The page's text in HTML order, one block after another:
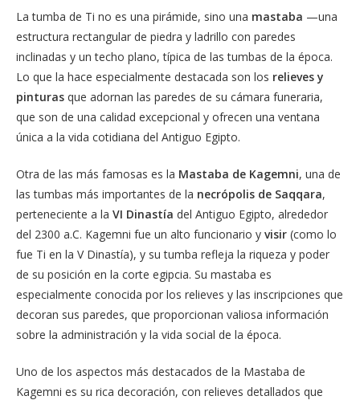
La tumba de Ti no es una pirámide, sino una mastaba —una
estructura rectangular de piedra y ladrillo con paredes
inclinadas y un techo plano, típica de las tumbas de la época.
Lo que la hace especialmente destacada son los relieves y
pinturas que adornan las paredes de su cámara funeraria,
que son de una calidad excepcional y ofrecen una ventana
única a la vida cotidiana del Antiguo Egipto.
Otra de las más famosas es la Mastaba de Kagemni, una de
las tumbas más importantes de la necrópolis de Saqqara,
perteneciente a la VI Dinastía del Antiguo Egipto, alrededor
del 2300 a.C. Kagemni fue un alto funcionario y visir (como lo
fue Ti en la V Dinastía), y su tumba refleja la riqueza y poder
de su posición en la corte egipcia. Su mastaba es
especialmente conocida por los relieves y las inscripciones que
decoran sus paredes, que proporcionan valiosa información
sobre la administración y la vida social de la época.
Uno de los aspectos más destacados de la Mastaba de
Kagemni es su rica decoración, con relieves detallados que